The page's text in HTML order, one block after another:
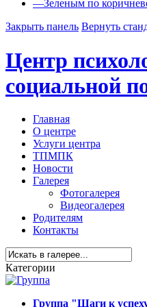
—Зеленым по
Закрыть панель Вернуть
Центр
социальной
Главная
О центре
Услуги центра
ТПМПК
Новости
Галерея
Фотогалерея
Видеогалерея
Родителям
Контакты
Категории
Группа "Шаги к